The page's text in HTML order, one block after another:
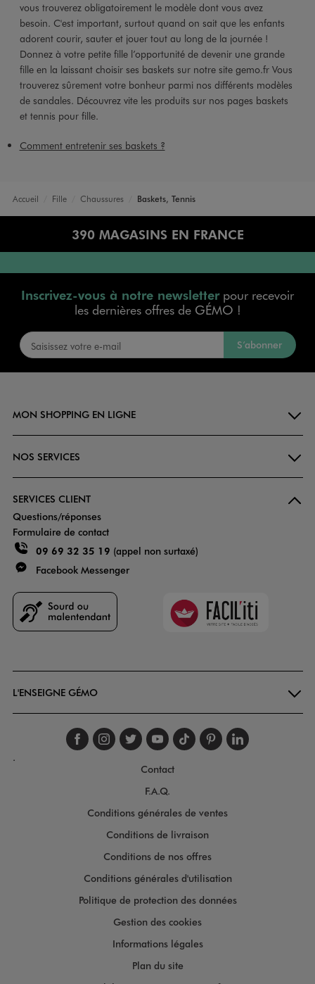
vous trouverez obligatoirement le modèle dont vous avez
besoin. C'est important, surtout quand on sait que les enfants
adorent courir, sauter et jouer tout au long de la journée !
Donnez à votre petite fille l’opportunité de devenir une grande
fille en la laissant choisir ses baskets sur notre site gemo.fr Vous
trouverez sûrement votre bonheur parmi nos différents modèles
de sandales. Découvrez vite les produits sur nos pages baskets
et tennis pour fille.
Comment entretenir ses baskets ?
Accueil Fille Chaussures Baskets, Tennis
390 MAGASINS EN FRANCE
Inscrivez-vous à notre newsletterpour recevoir
les dernières offres de GÉMO !
S’abonner
MON SHOPPING EN LIGNE
NOS SERVICES
SERVICES CLIENT
Questions/réponses
Formulaire de contact
09 69 32 35 19 (appel non surtaxé)
Facebook Messenger
Faciliti
L'ENSEIGNE GÉMO
Suivez-nous sur
Suivez-nous sur
Suivez-nous sur
Suivez-nous
Suivez-nous
Suivez-
.
Contact
F.A.Q.
Conditions générales de ventes
Conditions de livraison
Conditions de nos offres
Conditions générales d'utilisation
Politique de protection des données
Gestion des cookies
Informations légales
Plan du site